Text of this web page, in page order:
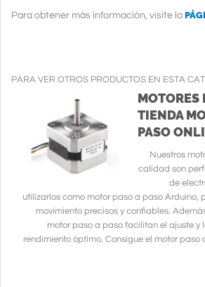
Para obtener más información, visite la
PARA VER OTROS PRODUCTOS EN ESTA
MOTORES
TIENDA
PASO
Nuestros
calidad son
de
utilizarlos como motor paso a paso Arduino,
movimiento precisos y confiables.
motor paso a paso facilitan el ajuste
rendimiento óptimo. Consigue el motor paso